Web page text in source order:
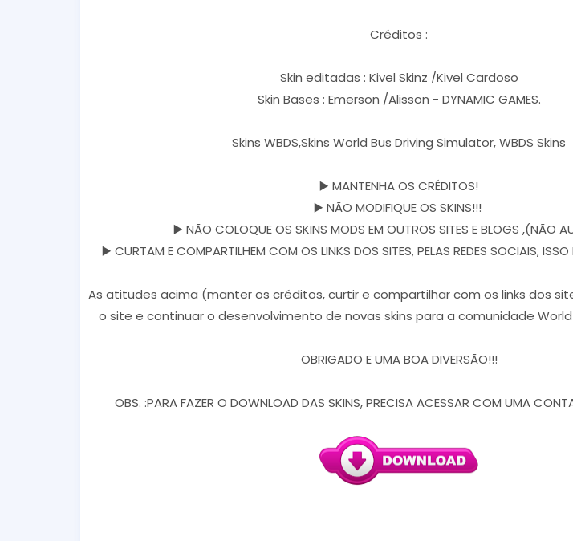
Créditos :
Skin editadas : Kivel Skinz /Kivel Cardoso
Skin Bases : Emerson /Alisson - DYNAMIC GAMES.
Skins WBDS,Skins World Bus Driving Simulator, WBDS Skins
▶️ MANTENHA OS CRÉDITOS!
▶️ NÃO MODIFIQUE OS SKINS!!!
▶️ NÃO COLOQUE OS SKINS MODS EM OUTROS SITES E BLOGS ,(NÃO
▶️ CURTAM E COMPARTILHEM COM OS LINKS DOS SITES, PELAS REDES SOCIAIS, ISSO
As atitudes acima (manter os créditos, curtir e compartilhar com os links dos
o site e continuar o desenvolvimento de novas skins para a comunidade World
OBRIGADO E UMA BOA DIVERSÃO!!!
OBS. :PARA FAZER O DOWNLOAD DAS SKINS, PRECISA ACESSAR COM UMA